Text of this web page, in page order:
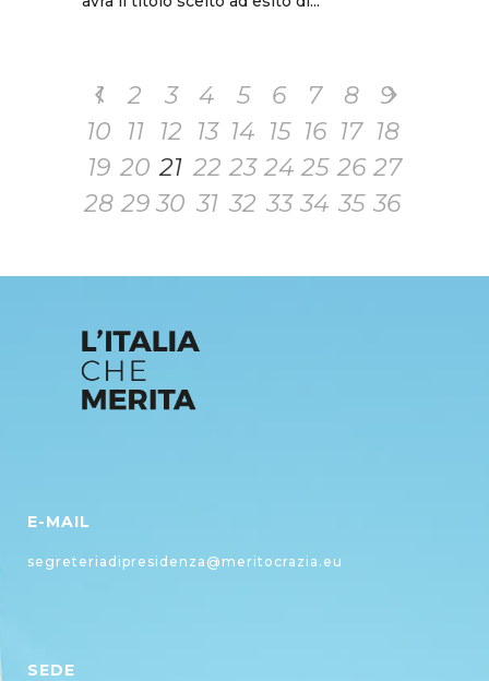
1 2 3 4 5 6 7 8
9
10
11 12 13 14 15 16 17 18
19 20 21 22 23 24 25 26 27
28 29 30 31 32 33 34 35 36
E-MAIL
segreteriadipresidenza@meritocrazia.eu
SEDE